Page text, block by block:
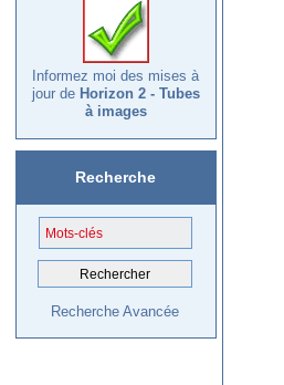
Informez moi des mises à
jour de Horizon 2 - Tubes
à images
Recherche
Recherche Avancée